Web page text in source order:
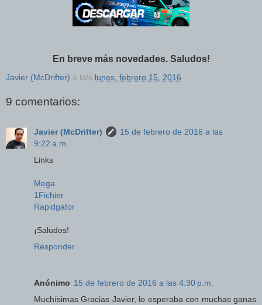
En breve más novedades. Saludos!
Javier (McDrifter) a la/s lunes, febrero 15, 2016
9 comentarios:
Javier (McDrifter)
15 de febrero de 2016 a las
9:22 a.m.
Links
Mega
1Fichier
Rapidgator
¡Saludos!
Responder
Anónimo 15 de febrero de 2016 a las 4:30 p.m.
Muchísimas Gracias Javier, lo esperaba con muchas ganas